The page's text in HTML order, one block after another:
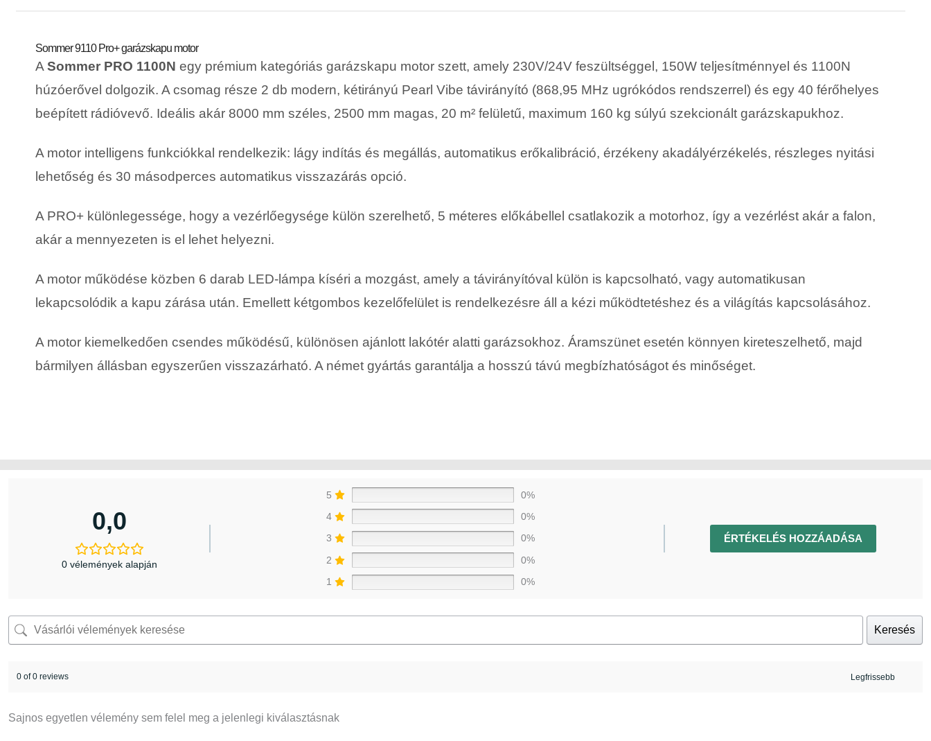
Sommer 9110 Pro+ garázskapu motor
A Sommer PRO 1100N egy prémium kategóriás garázskapu motor szett, amely 230V/24V feszültséggel, 150W teljesítménnyel és 1100N
húzóerővel dolgozik. A csomag része 2 db modern, kétirányú Pearl Vibe távirányító (868,95 MHz ugrókódos rendszerrel) és egy 40 férőhelyes
beépített rádióvevő. Ideális akár 8000 mm széles, 2500 mm magas, 20 m² felületű, maximum 160 kg súlyú szekcionált garázskapukhoz.
A motor intelligens funkciókkal rendelkezik: lágy indítás és megállás, automatikus erőkalibráció, érzékeny akadályérzékelés, részleges nyitási
lehetőség és 30 másodperces automatikus visszazárás opció.
A PRO+ különlegessége, hogy a vezérlőegysége külön szerelhető, 5 méteres előkábellel csatlakozik a motorhoz, így a vezérlést akár a falon,
akár a mennyezeten is el lehet helyezni.
A motor működése közben 6 darab LED-lámpa kíséri a mozgást, amely a távirányítóval külön is kapcsolható, vagy automatikusan
lekapcsolódik a kapu zárása után. Emellett kétgombos kezelőfelület is rendelkezésre áll a kézi működtetéshez és a világítás kapcsolásához.
A motor kiemelkedően csendes működésű, különösen ajánlott lakótér alatti garázsokhoz. Áramszünet esetén könnyen kireteszelhető, majd
bármilyen állásban egyszerűen visszazárható. A német gyártás garantálja a hosszú távú megbízhatóságot és minőséget.
0,0
0 vélemények alapján
5
0%
4
0%
3
0%
2
0%
1
0%
ÉRTÉKELÉS HOZZÁADÁSA
Keresés
0 of 0 reviews
Sajnos egyetlen vélemény sem felel meg a jelenlegi kiválasztásnak